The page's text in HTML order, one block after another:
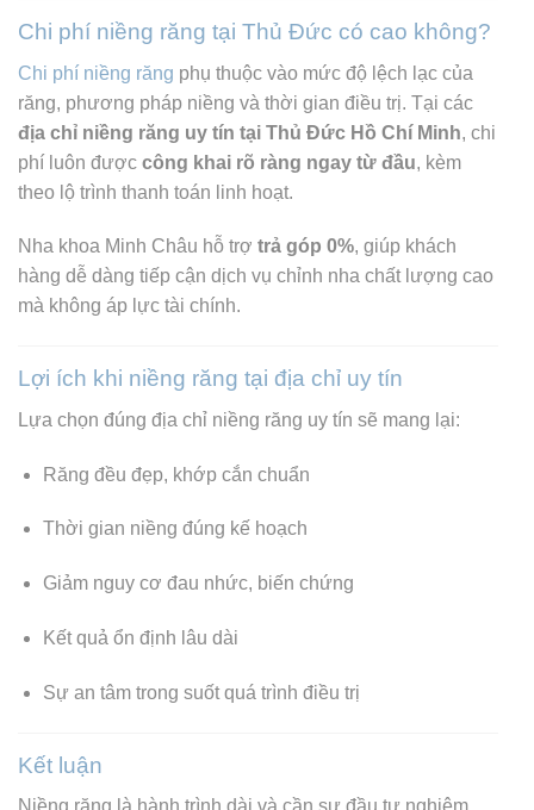
Chi phí niềng răng tại Thủ Đức có cao không?
Chi phí niềng răng phụ thuộc vào mức độ lệch lạc của
răng, phương pháp niềng và thời gian điều trị. Tại các
địa chỉ niềng răng uy tín tại Thủ Đức Hồ Chí Minh, chi
phí luôn được công khai rõ ràng ngay từ đầu, kèm
theo lộ trình thanh toán linh hoạt.
Nha khoa Minh Châu hỗ trợ trả góp 0%, giúp khách
hàng dễ dàng tiếp cận dịch vụ chỉnh nha chất lượng cao
mà không áp lực tài chính.
Lợi ích khi niềng răng tại địa chỉ uy tín
Lựa chọn đúng địa chỉ niềng răng uy tín sẽ mang lại:
Răng đều đẹp, khớp cắn chuẩn
Thời gian niềng đúng kế hoạch
Giảm nguy cơ đau nhức, biến chứng
Kết quả ổn định lâu dài
Sự an tâm trong suốt quá trình điều trị
Kết luận